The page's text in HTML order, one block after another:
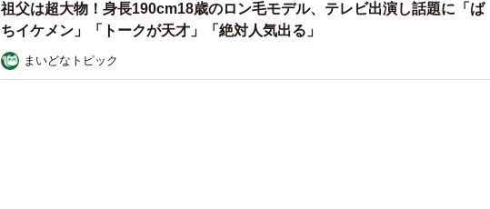
祖父は超大物！身長190cm18歳のロン毛モデル、テレビ出演し話題に「ば
ちイケメン」「トークが天才」「絶対人気出る」
まいどなトピック